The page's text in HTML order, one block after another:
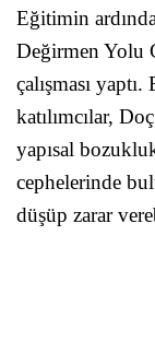
Eğitimin
Değirmen Yolu
çalışması
katılımcılar,
yapısal
cephelerinde
düşüp zarar